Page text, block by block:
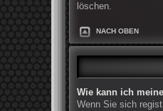
löschen.
NACH OBEN
Wie kann ich
Wenn Sie sich